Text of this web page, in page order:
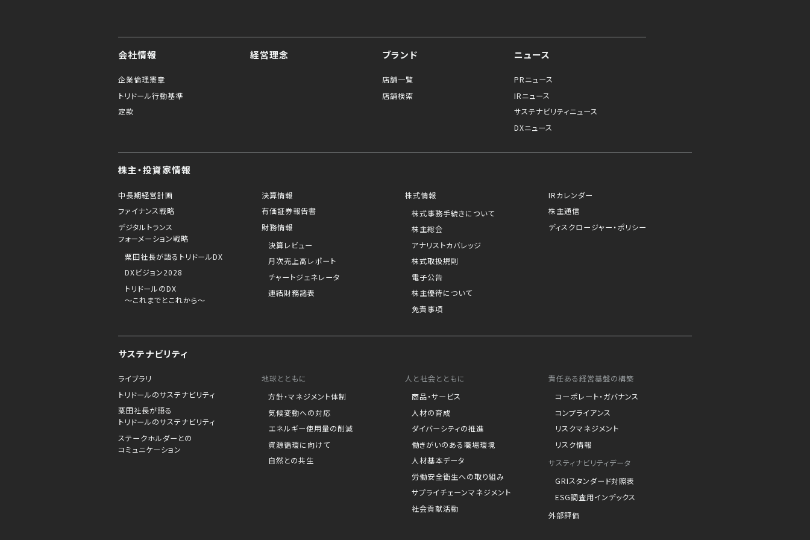
会社情報
企業倫理憲章
トリドール行動基準
定款
経営理念 ブランド
店舗一覧
店舗検索
ニュース
PRニュース
IRニュース
サステナビリティニュース
DXニュース
株主・投資家情報
中長期経営計画
ファイナンス戦略
デジタルトランス
フォーメーション戦略
粟田社長が語るトリドールDX
DXビジョン2028
トリドールのDX
～これまでとこれから～
決算情報
有価証券報告書
財務情報
決算レビュー
月次売上高レポート
チャートジェネレータ
連結財務諸表
株式情報
株式事務手続きについて
株主総会
アナリストカバレッジ
株式取扱規則
電子公告
株主優待について
免責事項
IRカレンダー
株主通信
ディスクロージャー・ポリシー
サステナビリティ
ライブラリ
トリドールのサステナビリティ
粟田社長が語る
トリドールのサステナビリティ
ステークホルダーとの
コミュニケーション
地球とともに
方針・マネジメント体制
気候変動への対応
エネルギー使用量の削減
資源循環に向けて
自然との共生
人と社会とともに
商品・サービス
人材の育成
ダイバーシティの推進
働きがいのある職場環境
人材基本データ
労働安全衛生への取り組み
サプライチェーンマネジメント
社会貢献活動
責任ある経営基盤の構築
コーポレート・ガバナンス
コンプライアンス
リスクマネジメント
リスク情報
サスティナビリティデータ
GRIスタンダード対照表
ESG調査用インデックス
外部評価